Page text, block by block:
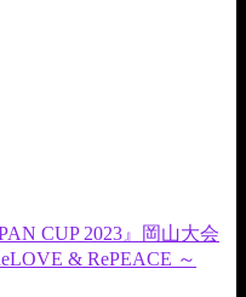
CUP 2023』岡山大会
& RePEACE ～